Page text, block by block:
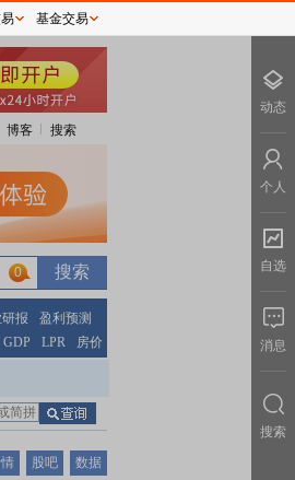
博客 搜索
0
报
盈利预测
GDP LPR 房价
股吧 数据
基金交易
动态
个人
自选
消息
搜索